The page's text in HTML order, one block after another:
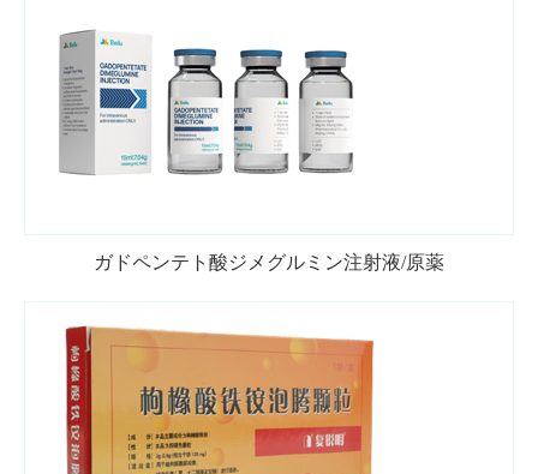
ガドペンテト酸ジメグルミン注射液/原薬